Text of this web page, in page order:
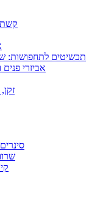
תכשיטים לתחפושות:
אביזרי